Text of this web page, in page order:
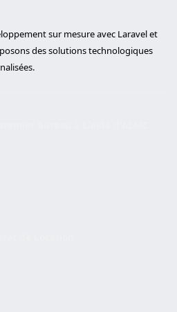
sur mesure avec Laravel et
des solutions technologiques